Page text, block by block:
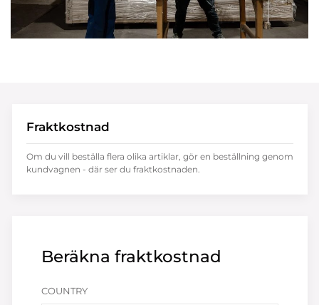
Beräkna fraktkostnad
COUNTRY
Fraktkostnad
Om du vill beställa flera olika artiklar, gör en beställning genom
kundvagnen - där ser du fraktkostnaden.